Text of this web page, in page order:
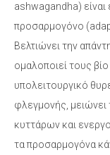
ashwagandha) είναι
προσαρμογόνο
Βελτιώνει την
ομαλοποιεί τους
υπολειτουργικό
φλεγμονής,
κυττάρων και
τα προσαρμογόνα